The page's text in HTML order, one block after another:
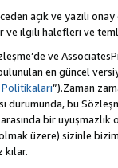
açık ve yazılı
ilgili halefleri ve
ve
en güncel
”).Zaman
durumunda, bu
arasında bir
üzere) sizinle